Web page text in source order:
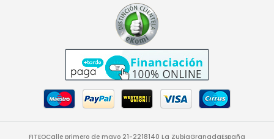
FITEOCalle primero de mayo 21-2218140 La ZubiaGranadaEspaña